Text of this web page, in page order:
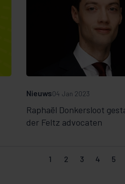
Raphaël Donkersloot
der Feltz advocaten
Nieuws04 Jan 2023
1 2 3 4 5